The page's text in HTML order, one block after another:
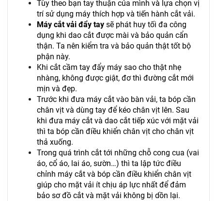
Tùy theo bạn tay thuận của mình và lựa chọn vị
trí sử dụng máy thích hợp và tiến hành cắt vải.
Máy cắt vải đẩy tay sẽ phát huy tối đa công
dụng khi dao cắt được mài và bảo quản cẩn
thận. Ta nên kiểm tra và bảo quản thật tốt bộ
phận này.
Khi cắt cầm tay đẩy máy sao cho thật nhẹ
nhàng, không được giật, đơ thì đường cắt mới
mịn và đẹp.
Trước khi đưa máy cắt vào bàn vải, ta bóp cần
chân vịt và dùng tay để kéo chân vịt lên. Sau
khi đưa máy cắt và dao cắt tiếp xúc với mặt vải
thì ta bóp cần điều khiển chân vịt cho chân vịt
thả xuống.
Trong quá trình cắt tới những chỗ cong cua (vai
áo, cổ áo, lai áo, sườn…) thì ta lập tức điều
chỉnh máy cắt và bóp cần điều khiển chân vịt
giúp cho mặt vải ít chịu áp lực nhất để đảm
bảo sơ đồ cắt và mặt vải không bị dồn lại.